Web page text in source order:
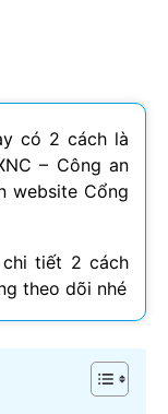
có 2 cách là
– Công an
website Cổng
tiết 2 cách
theo dõi nhé